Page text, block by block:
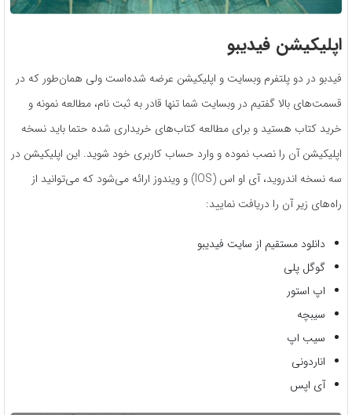
اپلیکیشن فیدیبو
فیدبو در دو پلتفرم وبسایت و اپلیکیشن عرضه شده‌است ولی همان‌طور که در
قسمت‌های بالا گفتیم در وبسایت شما تنها قادر به ثبت نام، مطالعه نمونه و
خرید کتاب هستید و برای مطالعه کتاب‌های خریداری شده حتما باید نسخه
اپلیکیشن آن را نصب نموده و وارد حساب کاربری خود شوید. این اپلیکیشن در
سه نسخه اندروید، آی او اس (IOS) و ویندوز ارائه می‌شود که می‌توانید از
راه‌های زیر آن را دریافت نمایید:
دانلود مستقیم از سایت فیدیبو
گوگل پلی
اپ استور
سیبچه
سیب اپ
اناردونی
آی اپس